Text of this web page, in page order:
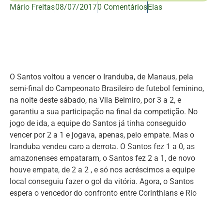
Mário Freitas08/07/20170 ComentáriosElas
O Santos voltou a vencer o Iranduba, de Manaus, pela
semi-final do Campeonato Brasileiro de futebol feminino,
na noite deste sábado, na Vila Belmiro, por 3 a 2, e
garantiu a sua participação na final da competição. No
jogo de ida, a equipe do Santos já tinha conseguido
vencer por 2 a 1 e jogava, apenas, pelo empate. Mas o
Iranduba vendeu caro a derrota. O Santos fez 1 a 0, as
amazonenses empataram, o Santos fez 2 a 1, de novo
houve empate, de 2 a 2 , e só nos acréscimos a equipe
local conseguiu fazer o gol da vitória. Agora, o Santos
espera o vencedor do confronto entre Corinthians e Rio